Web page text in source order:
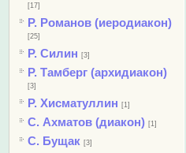
[17]
Р. Романов (иеродиакон)
[25]
Р. Силин [3]
Р. Тамберг (архидиакон)
[3]
Р. Хисматуллин [1]
С. Ахматов (диакон) [1]
С. Бущак [3]